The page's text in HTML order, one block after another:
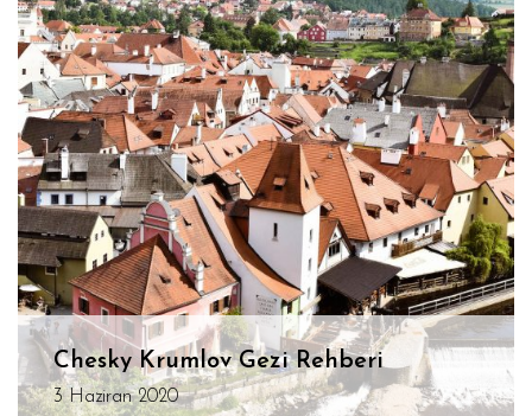
Chesky Krumlov Gezi Rehberi
3 Haziran 2020